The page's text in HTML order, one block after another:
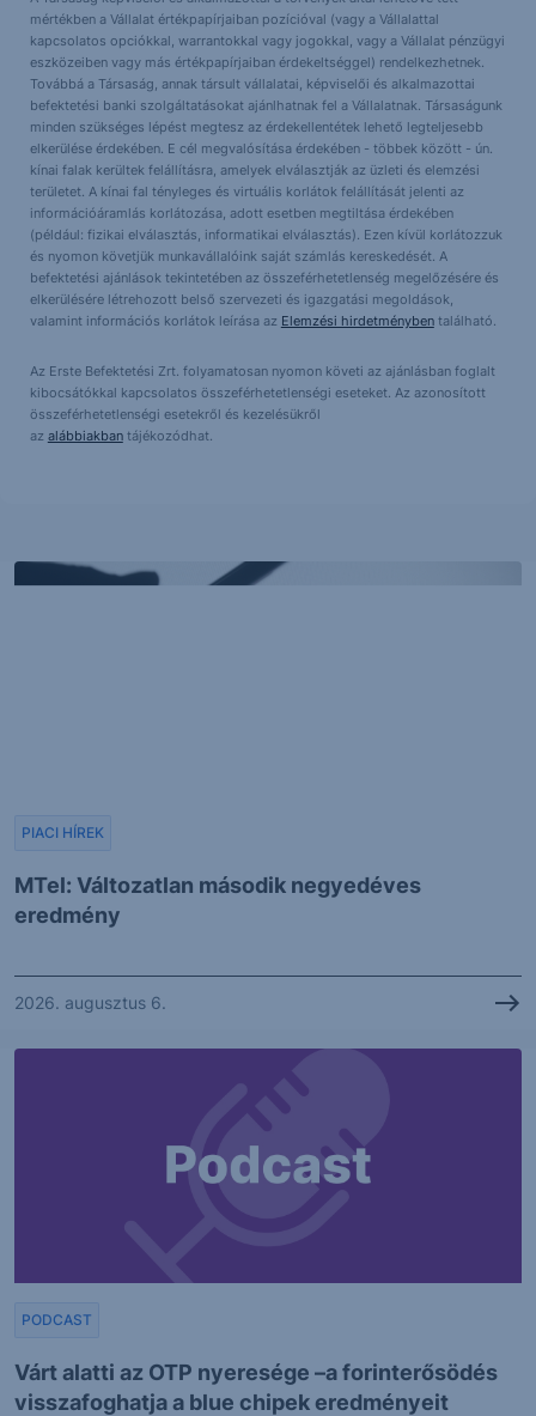
mértékben a Vállalat értékpapírjaiban pozícióval (vagy a Vállalattal
kapcsolatos opciókkal, warrantokkal vagy jogokkal, vagy a Vállalat pénzügyi
eszközeiben vagy más értékpapírjaiban érdekeltséggel) rendelkezhetnek.
Továbbá a Társaság, annak társult vállalatai, képviselői és alkalmazottai
befektetési banki szolgáltatásokat ajánlhatnak fel a Vállalatnak. Társaságunk
minden szükséges lépést megtesz az érdekellentétek lehető legteljesebb
elkerülése érdekében. E cél megvalósítása érdekében - többek között - ún.
kínai falak kerültek felállításra, amelyek elválasztják az üzleti és elemzési
területet. A kínai fal tényleges és virtuális korlátok felállítását jelenti az
információáramlás korlátozása, adott esetben megtiltása érdekében
(például: fizikai elválasztás, informatikai elválasztás). Ezen kívül korlátozzuk
és nyomon követjük munkavállalóink saját számlás kereskedését. A
befektetési ajánlások tekintetében az összeférhetetlenség megelőzésére és
elkerülésére létrehozott belső szervezeti és igazgatási megoldások,
valamint információs korlátok leírása az Elemzési hirdetménybentalálható.
Az Erste Befektetési Zrt. folyamatosan nyomon követi az ajánlásban foglalt
kibocsátókkal kapcsolatos összeférhetetlenségi eseteket. Az azonosított
összeférhetetlenségi esetekről és kezelésükről
az alábbiakbantájékozódhat.
MTel: Változatlan második negyedéves
eredmény
PIACI HÍREK
2026. augusztus 6.
Várt alatti az OTP nyeresége –a forinterősödés
visszafoghatja a blue chipek eredményeit
PODCAST